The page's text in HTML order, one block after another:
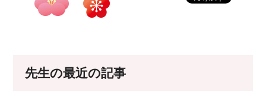
先生の最近の記事